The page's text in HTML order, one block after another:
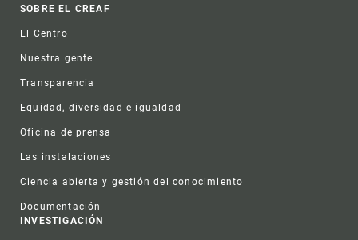
Footer
SOBRE EL CREAF
El Centro
Nuestra gente
Transparencia
Equidad, diversidad e igualdad
Oficina de prensa
Las instalaciones
Ciencia abierta y gestión del conocimiento
Documentación
INVESTIGACIÓN